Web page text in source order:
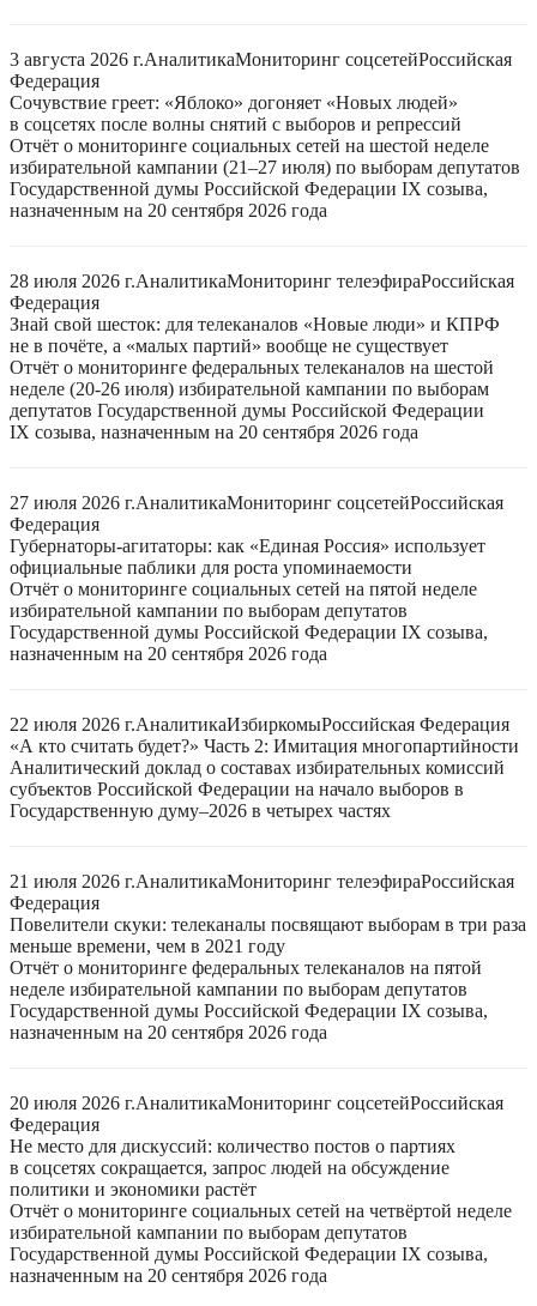
3 августа 2026 г.АналитикаМониторинг соцсетейРоссийская
Федерация
Сочувствие греет: «Яблоко» догоняет «Новых людей»
в соцсетях после волны снятий с выборов и репрессий
Отчёт о мониторинге социальных сетей на шестой неделе
избирательной кампании (21–27 июля) по выборам депутатов
Государственной думы Российской Федерации IX созыва,
назначенным на 20 сентября 2026 года
28 июля 2026 г.АналитикаМониторинг телеэфираРоссийская
Федерация
Знай свой шесток: для телеканалов «Новые люди» и КПРФ
не в почёте, а «малых партий» вообще не существует
Отчёт о мониторинге федеральных телеканалов на шестой
неделе (20-26 июля) избирательной кампании по выборам
депутатов Государственной думы Российской Федерации
IX созыва, назначенным на 20 сентября 2026 года
27 июля 2026 г.АналитикаМониторинг соцсетейРоссийская
Федерация
Губернаторы-агитаторы: как «Единая Россия» использует
официальные паблики для роста упоминаемости
Отчёт о мониторинге социальных сетей на пятой неделе
избирательной кампании по выборам депутатов
Государственной думы Российской Федерации IX созыва,
назначенным на 20 сентября 2026 года
22 июля 2026 г.АналитикаИзбиркомыРоссийская Федерация
«А кто считать будет?» Часть 2: Имитация многопартийности
Аналитический доклад о составах избирательных комиссий
субъектов Российской Федерации на начало выборов в
Государственную думу–2026 в четырех частях
21 июля 2026 г.АналитикаМониторинг телеэфираРоссийская
Федерация
Повелители скуки: телеканалы посвящают выборам в три раза
меньше времени, чем в 2021 году
Отчёт о мониторинге федеральных телеканалов на пятой
неделе избирательной кампании по выборам депутатов
Государственной думы Российской Федерации IX созыва,
назначенным на 20 сентября 2026 года
20 июля 2026 г.АналитикаМониторинг соцсетейРоссийская
Федерация
Не место для дискуссий: количество постов о партиях
в соцсетях сокращается, запрос людей на обсуждение
политики и экономики растёт
Отчёт о мониторинге социальных сетей на четвёртой неделе
избирательной кампании по выборам депутатов
Государственной думы Российской Федерации IX созыва,
назначенным на 20 сентября 2026 года